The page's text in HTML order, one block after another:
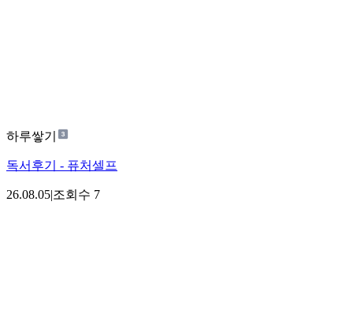
하루쌓기
독서후기 - 퓨처셀프
26.08.05|조회수 7